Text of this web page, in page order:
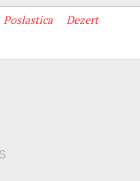
Poslastica
Dezert